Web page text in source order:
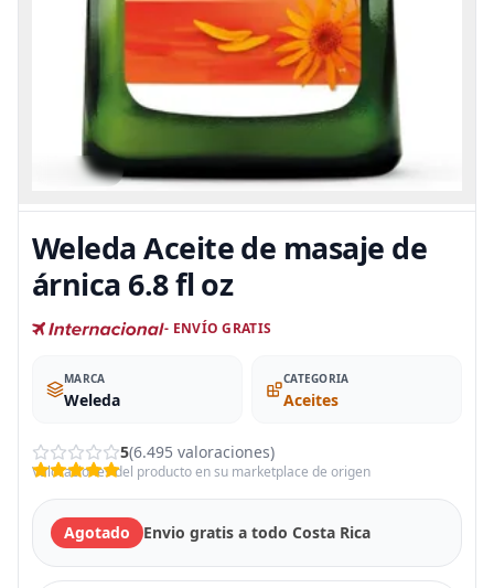
Weleda Aceite de masaje de
árnica 6.8 fl oz
- ENVÍO GRATIS
MARCA
Weleda
CATEGORIA
Aceites
5(6.495 valoraciones)
Valoraciones del producto en su marketplace de origen
Agotado Envio gratis a todo Costa Rica